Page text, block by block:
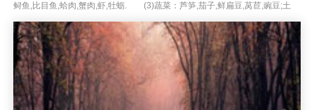
鲟鱼,比目鱼,蛤肉,蟹肉,虾,牡蛎. (3)蔬菜：芦笋,茄子,鲜扁豆,莴苣,豌豆;土
豆,菠菜,南瓜,西红...